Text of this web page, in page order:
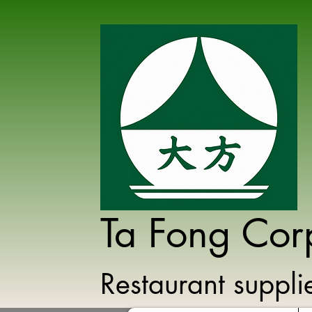
Ta Fong
Restaurant